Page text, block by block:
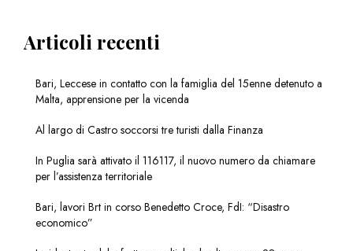
Articoli recenti
Bari, Leccese in contatto con la famiglia del 15enne detenuto a
Malta, apprensione per la vicenda
Al largo di Castro soccorsi tre turisti dalla Finanza
In Puglia sarà attivato il 116117, il nuovo numero da chiamare
per l’assistenza territoriale
Bari, lavori Brt in corso Benedetto Croce, FdI: “Disastro
economico”